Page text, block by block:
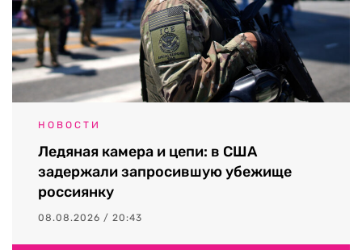
НОВОСТИ
Ледяная камера и цепи: в США
задержали запросившую убежище
россиянку
08.08.2026 / 20:43